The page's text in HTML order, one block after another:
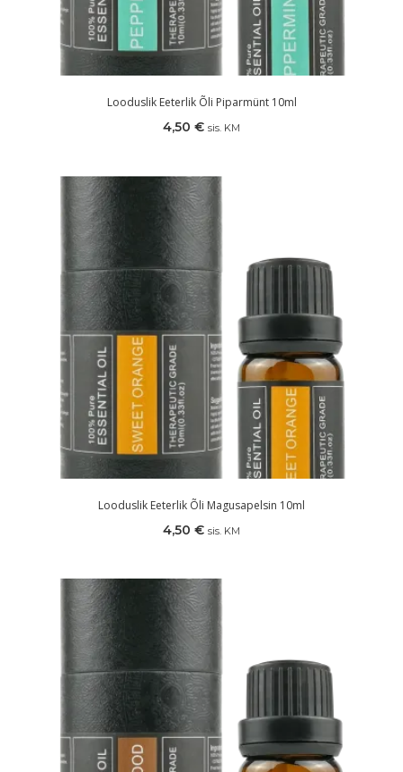
Looduslik Eeterlik Õli Piparmünt 10ml
4,50 € sis. KM
Looduslik Eeterlik Õli Magusapelsin 10ml
4,50 € sis. KM